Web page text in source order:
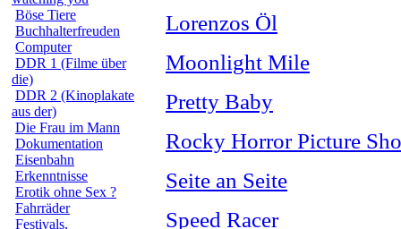
Böse Tiere
Buchhalterfreuden
Computer
DDR 1 (Filme über
die)
DDR 2 (Kinoplakate
aus der)
Die Frau im Mann
Dokumentation
Eisenbahn
Erkenntnisse
Erotik ohne Sex ?
Fahrräder
Festivals,
Lorenzos Öl
Moonlight Mile
Pretty Baby
Rocky Horror Picture
Seite an Seite
Speed Racer